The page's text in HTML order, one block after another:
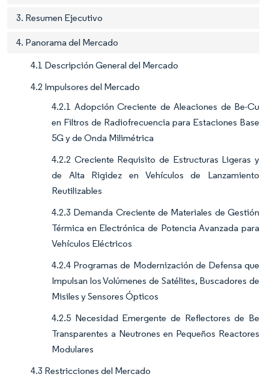
3. Resumen Ejecutivo
4. Panorama del Mercado
4.1 Descripción General del Mercado
4.2 Impulsores del Mercado
4.2.1 Adopción Creciente de Aleaciones de Be-Cu
en Filtros de Radiofrecuencia para Estaciones Base
5G y de Onda Milimétrica
4.2.2 Creciente Requisito de Estructuras Ligeras y
de Alta Rigidez en Vehículos de Lanzamiento
Reutilizables
4.2.3 Demanda Creciente de Materiales de Gestión
Térmica en Electrónica de Potencia Avanzada para
Vehículos Eléctricos
4.2.4 Programas de Modernización de Defensa que
Impulsan los Volúmenes de Satélites, Buscadores de
Misiles y Sensores Ópticos
4.2.5 Necesidad Emergente de Reflectores de Be
Transparentes a Neutrones en Pequeños Reactores
Modulares
4.3 Restricciones del Mercado